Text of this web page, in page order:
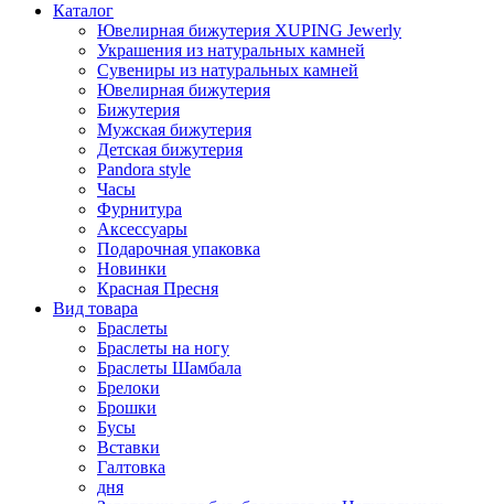
Каталог
Ювелирная бижутерия XUPING Jewerly
Украшения из натуральных камней
Сувениры из натуральных камней
Ювелирная бижутерия
Бижутерия
Мужская бижутерия
Детская бижутерия
Pandora style
Часы
Фурнитура
Аксеcсуары
Подарочная упаковка
Новинки
Красная Пресня
Вид товара
Браслеты
Браслеты на ногу
Браслеты Шамбала
Брелоки
Брошки
Бусы
Вставки
Галтовка
дня